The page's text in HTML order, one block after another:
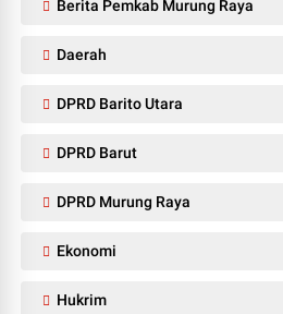
Berita Pemkab Murung Raya
Daerah
DPRD Barito Utara
DPRD Barut
DPRD Murung Raya
Ekonomi
Hukrim